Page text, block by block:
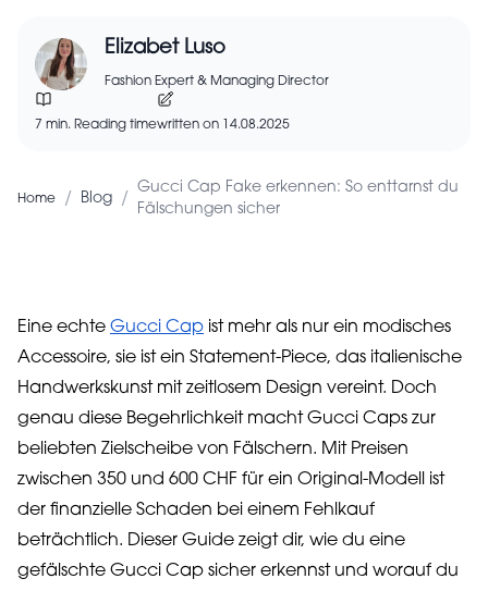
Elizabet Luso
Fashion Expert & Managing Director
7 min. Reading timewritten on 14.08.2025
Home / Blog /
Gucci Cap Fake erkennen: So enttarnst du
Fälschungen sicher
Eine echte Gucci Cap ist mehr als nur ein modisches
Accessoire, sie ist ein Statement-Piece, das italienische
Handwerkskunst mit zeitlosem Design vereint. Doch
genau diese Begehrlichkeit macht Gucci Caps zur
beliebten Zielscheibe von Fälschern. Mit Preisen
zwischen 350 und 600 CHF für ein Original-Modell ist
der finanzielle Schaden bei einem Fehlkauf
beträchtlich. Dieser Guide zeigt dir, wie du eine
gefälschte Gucci Cap sicher erkennst und worauf du